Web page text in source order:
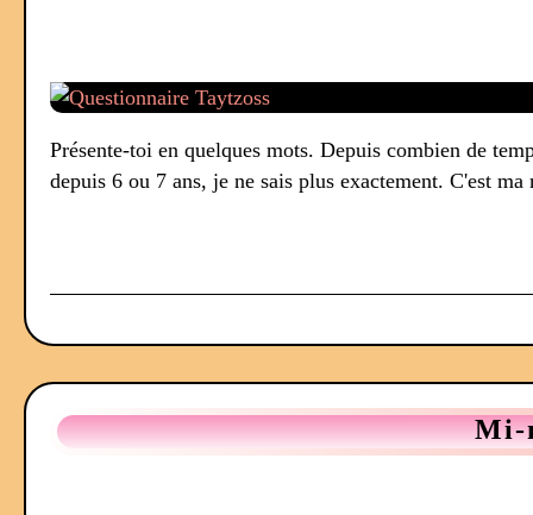
Présente-toi en quelques mots. Depuis combien de
depuis 6 ou 7 ans, je ne sais plus exactement. C'est
Mi-